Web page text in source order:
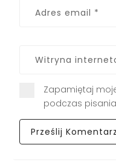
Zapamiętaj
podczas